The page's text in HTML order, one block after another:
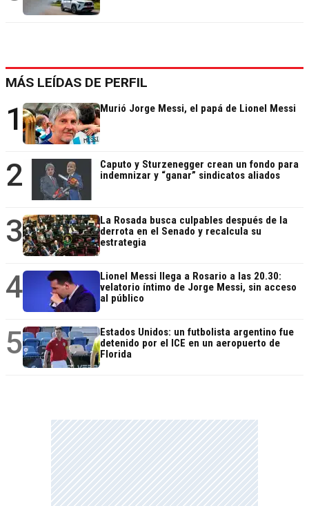
MÁS LEÍDAS DE PERFIL
1 Murió Jorge Messi, el papá de Lionel Messi
2
Caputo y Sturzenegger crean un fondo para
indemnizar y “ganar” sindicatos aliados
3
La Rosada busca culpables después de la
derrota en el Senado y recalcula su
estrategia
4
Lionel Messi llega a Rosario a las 20.30:
velatorio íntimo de Jorge Messi, sin acceso
al público
5
Estados Unidos: un futbolista argentino fue
detenido por el ICE en un aeropuerto de
Florida